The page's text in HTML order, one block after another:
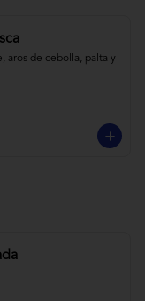
aros de cebolla, palta y